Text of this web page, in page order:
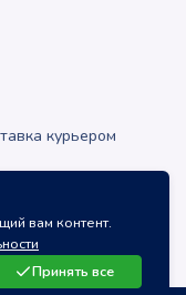
вам контент.
Принять все
курьером